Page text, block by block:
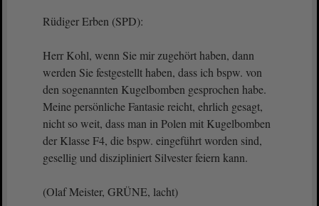
Rüdiger Erben (SPD):
Herr Kohl, wenn Sie mir zugehört haben, dann
werden Sie festgestellt haben, dass ich bspw. von
den sogenannten Kugelbomben gesprochen habe.
Meine persönliche Fantasie reicht, ehrlich gesagt,
nicht so weit, dass man in Polen mit Kugelbomben
der Klasse F4, die bspw. eingeführt worden sind,
gesellig und diszipliniert Silvester feiern kann.
(Olaf Meister, GRÜNE, lacht)